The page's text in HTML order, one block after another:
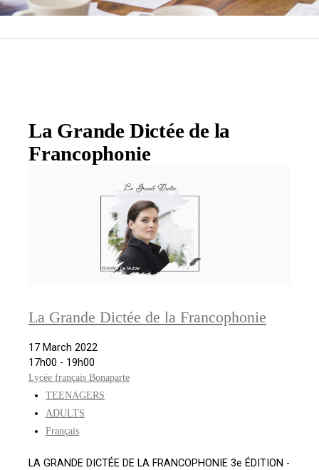
La Grande Dictée de la
Francophonie
La Grande Dictée de la Francophonie
17 March 2022
17h00 - 19h00
Lycée français Bonaparte
TEENAGERS
ADULTS
Français
LA GRANDE DICTÉE DE LA FRANCOPHONIE 3e ÉDITION -